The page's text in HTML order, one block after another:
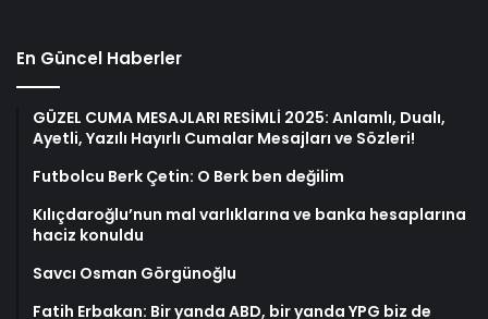
En Güncel Haberler
GÜZEL CUMA MESAJLARI RESİMLİ 2025: Anlamlı, Dualı,
Ayetli, Yazılı Hayırlı Cumalar Mesajları ve Sözleri!
Futbolcu Berk Çetin: O Berk ben değilim
Kılıçdaroğlu’nun mal varlıklarına ve banka hesaplarına
haciz konuldu
Savcı Osman Görgünoğlu
Fatih Erbakan: Bir yanda ABD, bir yanda YPG biz de